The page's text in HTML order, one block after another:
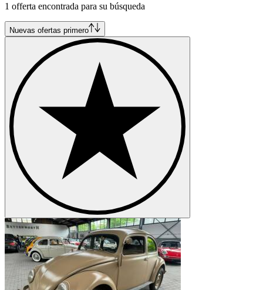
Volkswagen Caddy
Volkswagen Corrado
Volkswagen Golf
Volkswagen Karmann Ghia
Volkswagen Kübel
Volkswagen New Beetle
Volkswagen Passat
Volkswagen Phaeton
Volkswagen Polo
Volkswagen Transporter
Volkswagen Type 3
1 offerta encontrada para su búsqueda
Nuevas ofertas primero